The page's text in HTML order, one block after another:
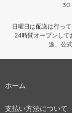
30
日曜日は配送は行っ
24時間オープンして
途、公
ホーム
支払い方法について